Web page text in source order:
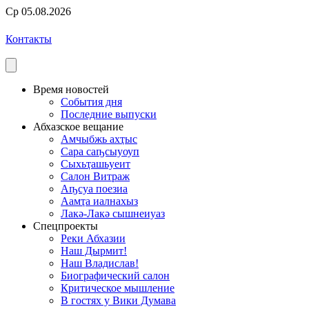
Ср 05.08.2026
Контакты
Время новостей
События дня
Последние выпуски
Абхазское вещание
Амчыбжь ахҭыс
Сара саҧсыуоуп
Сыхьҭашьуеит
Салон Витраж
Аҧсуа поезиа
Аамҭа иалнахыз
Лакә-Лакә сышнеиуаз
Спецпроекты
Реки Абхазии
Наш Дырмит!
Наш Владислав!
Биографический салон
Критическое мышление
В гостях у Вики Думава